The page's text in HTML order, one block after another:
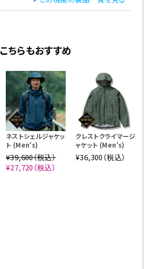
こちらもおすすめ
ネストシェルジャケッ
ト (Men's)
¥39,600（税込）
¥27,720（税込）
クレストクライマージ
ャケット (Men's)
¥36,300（税込）